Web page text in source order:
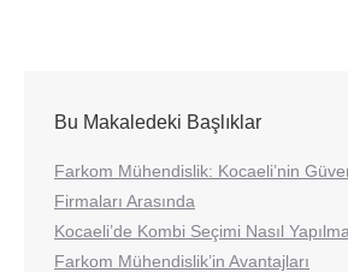
Bu Makaledeki Başlıklar
Farkom Mühendislik: Kocaeli’nin
Firmaları Arasında
Kocaeli’de Kombi Seçimi Nasıl
Farkom Mühendislik’in Avantajları